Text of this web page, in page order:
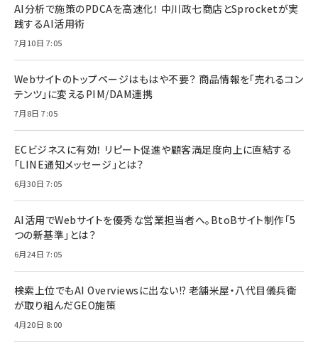
AI分析で施策のPDCAを高速化！ 中川政七商店とSprocketが実
践するAI活用術
7月10日 7:05
Webサイトのトップページはもはや不要？ 商品情報を「売れるコン
テンツ」に変えるPIM/DAM連携
7月8日 7:05
ECビジネスに有効！ リピート促進や顧客満足度向上に直結する
「LINE通知メッセージ」とは？
6月30日 7:05
AI活用でWebサイトを優秀な営業担当者へ。BtoBサイト制作「5
つの新基準」とは？
6月24日 7:05
検索上位でもAI Overviewsに出ない!? 老舗米屋・八代目儀兵衛
が取り組んだGEO施策
4月20日 8:00